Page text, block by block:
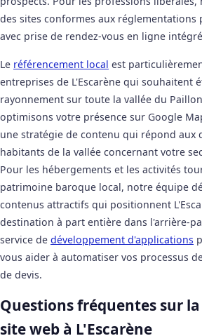
des sites conformes aux réglementations
avec prise de rendez-vous en ligne
Le référencement local est
entreprises de L'Escarène qui souhaitent
rayonnement sur toute la vallée du
optimisons votre présence sur Google
une stratégie de contenu qui répond aux
habitants de la vallée concernant votre
Pour les hébergements et les activités
patrimoine baroque local, notre équipe
contenus attractifs qui positionnent
destination à part entière dans l'arrière-
service de développement d'applications
vous aider à automatiser vos processus
de devis.
Questions fréquentes sur
site web à L'Escarène